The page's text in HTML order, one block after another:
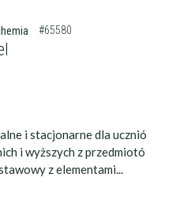
#65580
i stacjonarne dla ucznió
i wyższych z przedmiotó
z elementami...